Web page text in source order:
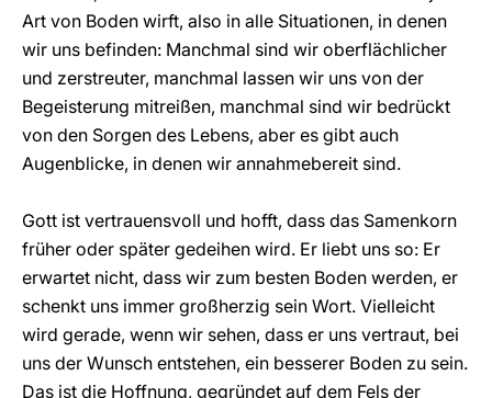
Art von Boden wirft, also in alle Situationen, in denen
wir uns befinden: Manchmal sind wir oberflächlicher
und zerstreuter, manchmal lassen wir uns von der
Begeisterung mitreißen, manchmal sind wir bedrückt
von den Sorgen des Lebens, aber es gibt auch
Augenblicke, in denen wir annahmebereit sind.
Gott ist vertrauensvoll und hofft, dass das Samenkorn
früher oder später gedeihen wird. Er liebt uns so: Er
erwartet nicht, dass wir zum besten Boden werden, er
schenkt uns immer großherzig sein Wort. Vielleicht
wird gerade, wenn wir sehen, dass er uns vertraut, bei
uns der Wunsch entstehen, ein besserer Boden zu sein.
Das ist die Hoffnung, gegründet auf dem Fels der